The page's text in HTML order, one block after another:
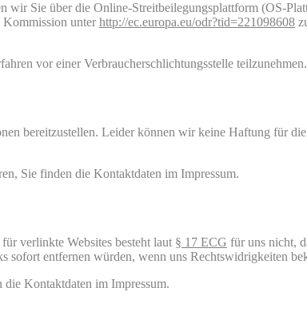
wir Sie über die Online-Streitbeilegungsplattform (OS-
Kommission unter http://ec.europa.eu/odr?tid=221098608
vor einer Verbraucherschlichtungsstelle teilzunehmen.
bereitzustellen. Leider können wir keine Haftung für
Sie finden die Kontaktdaten im Impressum.
verlinkte Websites besteht laut § 17 ECG für uns nicht,
entfernen würden, wenn uns Rechtswidrigkeiten
Kontaktdaten im Impressum.